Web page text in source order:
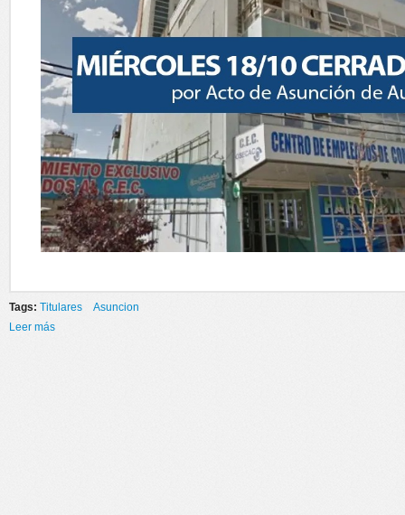
Tags: Titulares
Asuncion
Leer más